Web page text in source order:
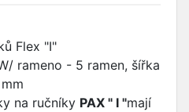
Flex "I"
rameno - 5 ramen, šířka
na ručníky PAX " I "mají